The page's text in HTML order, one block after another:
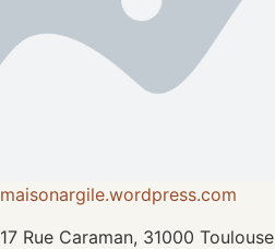
maisonargile.wordpress.com
17 Rue Caraman, 31000 Toulouse